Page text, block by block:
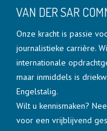
VAN DER SAR
Onze kracht is passie
journalistieke carrière.
internationale
maar inmiddels is
Engelstalig.
Wilt u kennismaken?
voor een vrijblijvend